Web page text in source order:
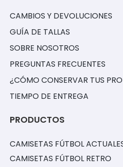
CAMBIOS Y DEVOLUCIONES
GUÍA DE TALLAS
SOBRE NOSOTROS
PREGUNTAS FRECUENTES
¿CÓMO CONSERVAR TUS
TIEMPO DE ENTREGA
PRODUCTOS
CAMISETAS FÚTBOL
CAMISETAS FÚTBOL RETRO